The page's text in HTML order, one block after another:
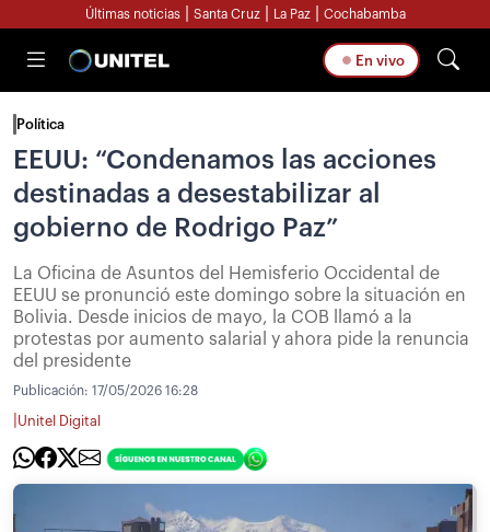
Últimas noticias Santa Cruz La Paz Cochabamba
En vivo
Política
EEUU: “Condenamos las acciones
destinadas a desestabilizar al
gobierno de Rodrigo Paz”
La Oficina de Asuntos del Hemisferio Occidental de
EEUU se pronunció este domingo sobre la situación en
Bolivia. Desde inicios de mayo, la COB llamó a la
protestas por aumento salarial y ahora pide la renuncia
del presidente
Publicación: 17/05/2026 16:28
Unitel Digital